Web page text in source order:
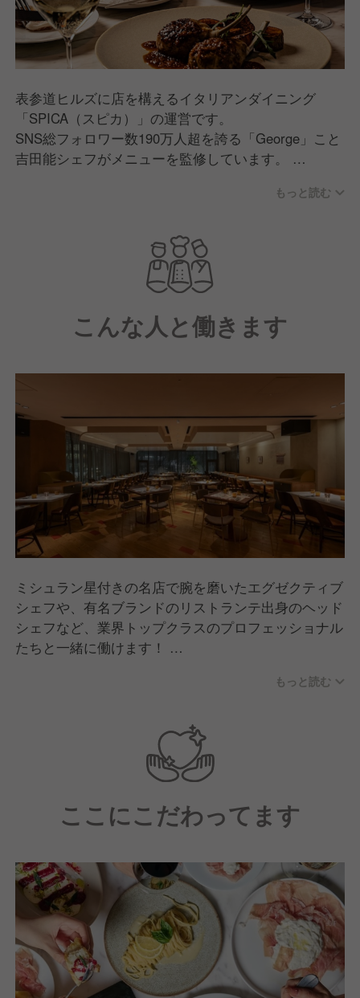
表参道ヒルズに店を構えるイタリアンダイニング
「SPICA（スピカ）」の運営です。
SNS総フォロワー数190万人超を誇る「George」こと
吉田能シェフがメニューを監修しています。
お店のコンセプトは「シェフが休日に友人たちを招い
王道イタリアンにフレンチの繊細な技法を掛け合わせ
た、カジュアルでありながら洗練されたお料理を提供
しています。都会のど真ん中で、美味しい食事とお酒
を囲みながら、友人の家に招かれたような高揚感と居
心地の良さを感じていただける特別な空間を創り出し
ています。
もっと読む
こんな人と働きます
ミシュラン星付きの名店で腕を磨いたエグゼクティブ
シェフや、有名ブランドのリストランテ出身のヘッド
シェフなど、業界トップクラスのプロフェッショナル
たちと一緒に働けます！
店舗では「Friendly & Smile」を大切にする、明るく
堅苦しい上下関係はなく、常に笑顔が絶えない職場で
す。チームで助け合い、お互いの個性をリスペクトし
ながら「どうすればもっとお客様に喜んでもらえる
か」を一緒に考えられる、熱くて温かい仲間たちが待
っています。
もっと読む
ここにこだわってます